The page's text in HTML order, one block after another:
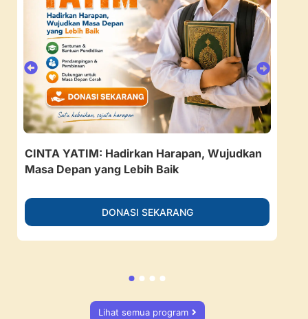
CINTA YATIM: Hadirkan Harapan, Wujudkan
Masa Depan yang Lebih Baik
DONASI SEKARANG
Lihat semua program